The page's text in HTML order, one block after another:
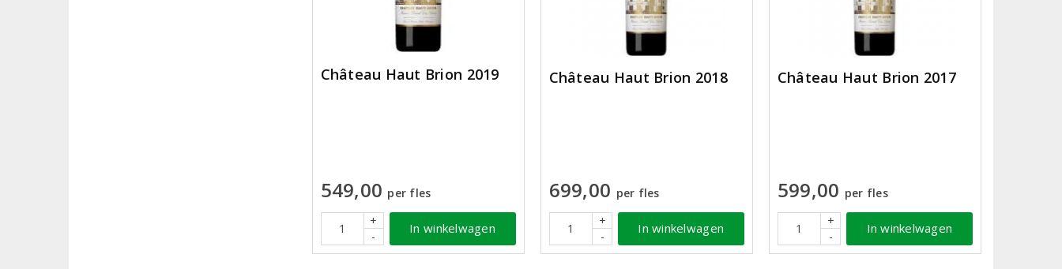
Château Haut Brion 2019
549,00 per fles
+
-
In winkelwagen
Château Haut Brion 2018
699,00 per fles
+
-
In winkelwagen
Château Haut Brion 2017
599,00 per fles
+
-
In winkelwagen